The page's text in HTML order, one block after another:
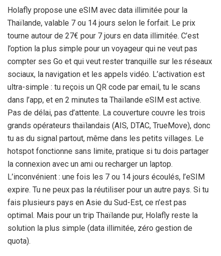
Holafly propose une eSIM avec data illimitée pour la
Thaïlande, valable 7 ou 14 jours selon le forfait. Le prix
tourne autour de 27€ pour 7 jours en data illimitée. C’est
l’option la plus simple pour un voyageur qui ne veut pas
compter ses Go et qui veut rester tranquille sur les réseaux
sociaux, la navigation et les appels vidéo. L’activation est
ultra-simple : tu reçois un QR code par email, tu le scans
dans l’app, et en 2 minutes ta Thaïlande eSIM est active.
Pas de délai, pas d’attente. La couverture couvre les trois
grands opérateurs thaïlandais (AIS, DTAC, TrueMove), donc
tu as du signal partout, même dans les petits villages. Le
hotspot fonctionne sans limite, pratique si tu dois partager
la connexion avec un ami ou recharger un laptop.
L’inconvénient : une fois les 7 ou 14 jours écoulés, l’eSIM
expire. Tu ne peux pas la réutiliser pour un autre pays. Si tu
fais plusieurs pays en Asie du Sud-Est, ce n’est pas
optimal. Mais pour un trip Thaïlande pur, Holafly reste la
solution la plus simple (data illimitée, zéro gestion de
quota).